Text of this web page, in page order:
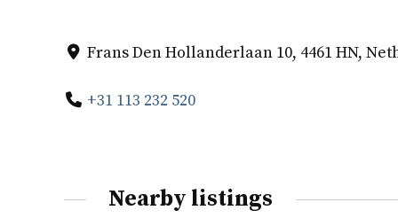
Frans Den Hollanderlaan 10, 4461 HN,
+31 113 232 520
Nearby listings